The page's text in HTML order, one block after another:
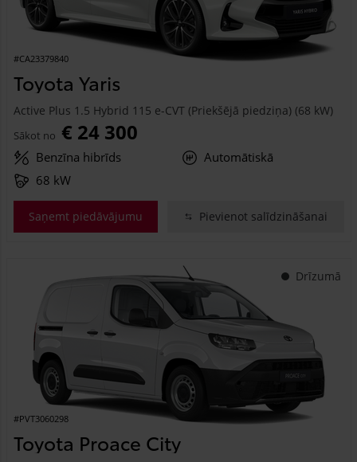
#CA23379840
Toyota Yaris
Active Plus 1.5 Hybrid 115 e-CVT (Priekšējā piedziņa) (68 kW)
Sākot no € 24 300
Benzīna hibrīds
Automātiskā
68 kW
Saņemt piedāvājumu Pievienot salīdzināšanai
Drīzumā
#PVT3060298
Toyota Proace City